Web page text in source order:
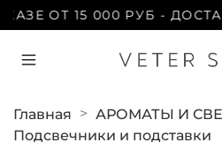
ОТ 15 000 РУБ -
Главная
АРОМАТЫ И
Подсвечники и подставки